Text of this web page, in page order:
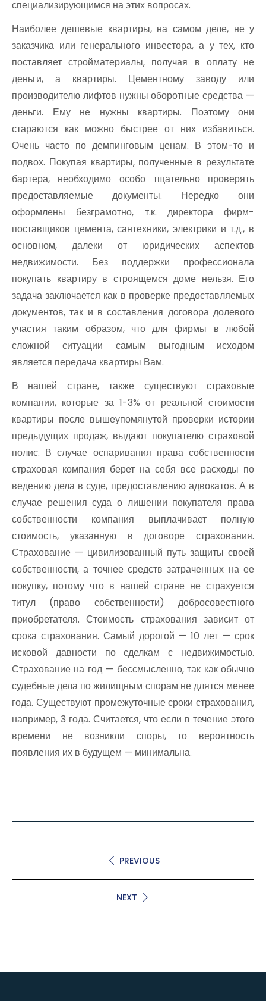
специализирующимся на этих вопросах.
Наиболее дешевые квартиры, на самом деле, не у
заказчика или генерального инвестора, а у тех, кто
поставляет стройматериалы, получая в оплату не
деньги, а квартиры. Цементному заводу или
производителю лифтов нужны оборотные средства —
деньги. Ему не нужны квартиры. Поэтому они
стараются как можно быстрее от них избавиться.
Очень часто по демпинговым ценам. В этом-то и
подвох. Покупая квартиры, полученные в результате
бартера, необходимо особо тщательно проверять
предоставляемые документы. Нередко они
оформлены безграмотно, т.к. директора фирм-
поставщиков цемента, сантехники, электрики и т.д., в
основном, далеки от юридических аспектов
недвижимости. Без поддержки профессионала
покупать квартиру в строящемся доме нельзя. Его
задача заключается как в проверке предоставляемых
документов, так и в составления договора долевого
участия таким образом, что для фирмы в любой
сложной ситуации самым выгодным исходом
является передача квартиры Вам.
В нашей стране, также существуют страховые
компании, которые за 1-3% от реальной стоимости
квартиры после вышеупомянутой проверки истории
предыдущих продаж, выдают покупателю страховой
полис. В случае оспаривания права собственности
страховая компания берет на себя все расходы по
ведению дела в суде, предоставлению адвокатов. А в
случае решения суда о лишении покупателя права
собственности компания выплачивает полную
стоимость, указанную в договоре страхования.
Страхование — цивилизованный путь защиты своей
собственности, а точнее средств затраченных на ее
покупку, потому что в нашей стране не страхуется
титул (право собственности) добросовестного
приобретателя. Стоимость страхования зависит от
срока страхования. Самый дорогой — 10 лет — срок
исковой давности по сделкам с недвижимостью.
Страхование на год — бессмысленно, так как обычно
судебные дела по жилищным спорам не длятся менее
года. Существуют промежуточные сроки страхования,
например, 3 года. Считается, что если в течение этого
времени не возникли споры, то вероятность
появления их в будущем — минимальна.
PREVIOUS
NEXT